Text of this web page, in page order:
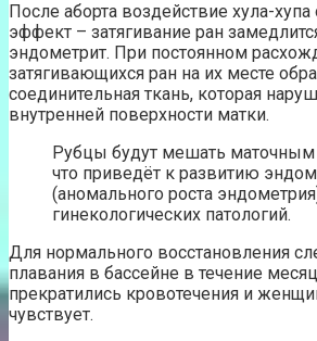
После аборта воздействие хула-
эффект – затягивание ран
эндометрит. При постоянном
затягивающихся ран на их месте
соединительная ткань, которая
внутренней поверхности матки.
Рубцы будут мешать
что приведёт к развитию
(аномального роста
гинекологических патологий.
Для нормального восстановления
плавания в бассейне в течение
прекратились кровотечения и
чувствует.